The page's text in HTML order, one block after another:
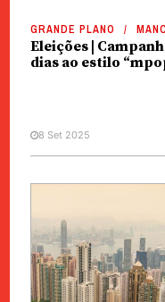
GRANDE PLANO
Eleições |
dias ao estilo
8 Set 2025